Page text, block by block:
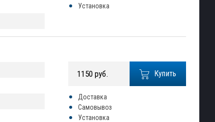
Установка
Купить
1150 руб.
Доставка
Самовывоз
Установка